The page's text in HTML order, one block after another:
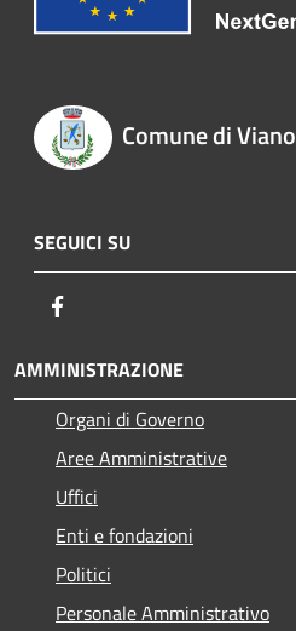
Comune di Viano
SEGUICI SU
AMMINISTRAZIONE
Organi di Governo
Aree Amministrative
Uffici
Enti e fondazioni
Politici
Personale Amministrativo